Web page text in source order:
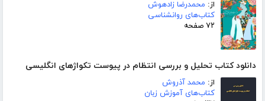
از: محمدرضا زادهوش
کتاب‌های روانشناسی
۷۲ صفحه
دانلود کتاب تحلیل و بررسی انتظام در پیوست تکواژهای انگلیسی
از: محمد آذروش
کتاب‌های آموزش زبان